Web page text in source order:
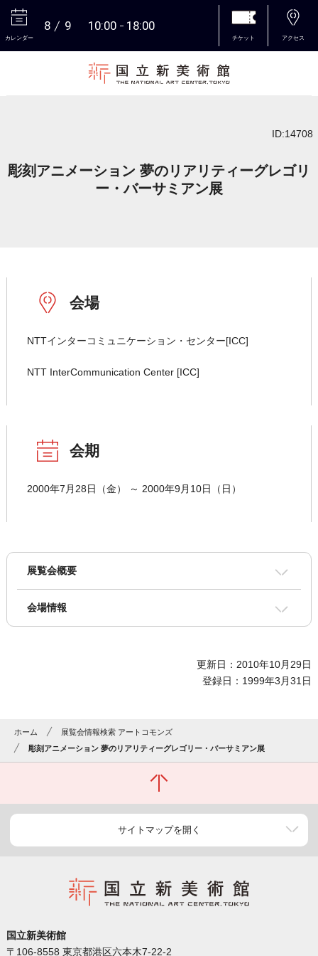
カレンダー
8 9 10:00 18:00
チケット アクセス
ID:14708
彫刻アニメーション 夢のリアリティーグレゴリ
ー・バーサミアン展
会場
NTTインターコミュニケーション・センター[ICC]
NTT InterCommunication Center [ICC]
会期
2000年7月28日（金） ～ 2000年9月10日（日）
展覧会概要
会場情報
更新日：2010年10月29日
登録日：1999年3月31日
ホーム
展覧会情報検索 アートコモンズ
彫刻アニメーション 夢のリアリティーグレゴリー・バーサミアン展
サイトマップを開く
国立新美術館
〒106-8558 東京都港区六本木7-22-2